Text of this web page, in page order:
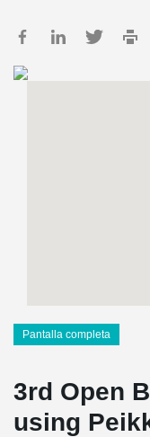
Pantalla completa
3rd Open
using